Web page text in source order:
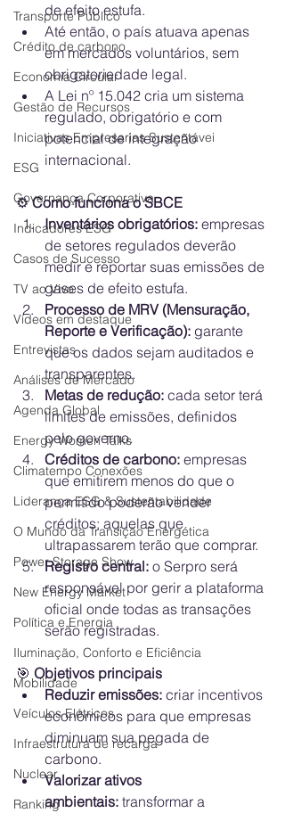
Transporte Público
Crédito de carbono
Economia Circular
Gestão de Recursos
Iniciativas Empresarias Sustentávei
ESG
Governança Corporativa
Indicadores ESG
Casos de Sucesso
TV ao Vivo
Vídeos em destaque
Entrevistas
Análises de Mercado
Agenda Global
Energy Women Talks
Climatempo Conexões
Liderança ESG & Sustentabilidade
O Mundo da Transição Energética
Power Storage Show
New Energy Market
Política e Energia
Iluminação, Conforto e Eficiência
Mobilidade
Veículos Elétricos
Infraestrutura de recarga
Nuclear
Ranking
de efeito estufa.
Até então, o país atuava apenas
em mercados voluntários, sem
obrigatoriedade legal.
A Lei nº 15.042 cria um sistema
regulado, obrigatório e com
potencial de integração
internacional.
⚙️ Como funciona o SBCE
Inventários obrigatórios: empresas
de setores regulados deverão
medir e reportar suas emissões de
gases de efeito estufa.
Processo de MRV (Mensuração,
Reporte e Verificação): garante
que os dados sejam auditados e
transparentes.
Metas de redução: cada setor terá
limites de emissões, definidos
pelo governo.
Créditos de carbono: empresas
que emitirem menos do que o
permitido poderão vender
créditos; aquelas que
ultrapassarem terão que comprar.
Registro central: o Serpro será
responsável por gerir a plataforma
oficial onde todas as transações
serão registradas.
🎯 Objetivos principais
Reduzir emissões: criar incentivos
econômicos para que empresas
diminuam sua pegada de
carbono.
Valorizar ativos
ambientais: transformar a